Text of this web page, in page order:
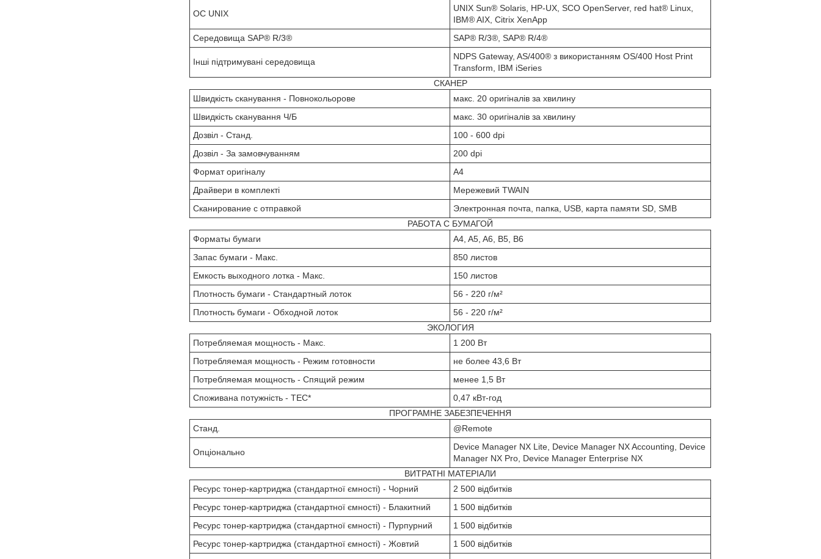
OC UNIX
UNIX Sun® Solaris, HP-UX, SCO OpenServer, red hat® Linux,
IBM® AIX, Citrix XenApp
Середовища SAP® R/3®
SAP® R/3®, SAP® R/4®
Інші підтримувані середовища
NDPS Gateway, AS/400® з використанням OS/400 Host Print
Transform, IBM iSeries
СКАНЕР
Швидкість сканування - Повнокольорове
макс. 20 оригіналів за хвилину
Швидкість сканування Ч/Б
макс. 30 оригіналів за хвилину
Дозвіл - Станд.
100 - 600 dpi
Дозвіл - За замовчуванням
200 dpi
Формат оригіналу
А4
Драйвери в комплекті
Мережевий TWAIN
Сканирование с отправкой
Электронная почта, папка, USB, карта памяти SD, SMB
РАБОТА С БУМАГОЙ
Форматы бумаги
A4, A5, A6, B5, B6
Запас бумаги - Макс.
850 листов
Емкость выходного лотка - Макс.
150 листов
Плотность бумаги - Стандартный лоток
56 - 220 г/м²
Плотность бумаги - Обходной лоток
56 - 220 г/м²
ЭКОЛОГИЯ
Потребляемая мощность - Макс.
1 200 Вт
Потребляемая мощность - Режим готовности
не более 43,6 Вт
Потребляемая мощность - Спящий режим
менее 1,5 Вт
Споживана потужність - TEC*
0,47 кВт-год
ПРОГРАМНЕ ЗАБЕЗПЕЧЕННЯ
Станд.
@Remote
Опціонально
Device Manager NX Lite, Device Manager NX Accounting, Device
Manager NX Pro, Device Manager Enterprise NX
ВИТРАТНІ МАТЕРІАЛИ
Ресурс тонер-картриджа (стандартної ємності) - Чорний
2 500 відбитків
Ресурс тонер-картриджа (стандартної ємності) - Блакитний
1 500 відбитків
Ресурс тонер-картриджа (стандартної ємності) - Пурпурний
1 500 відбитків
Ресурс тонер-картриджа (стандартної ємності) - Жовтий
1 500 відбитків